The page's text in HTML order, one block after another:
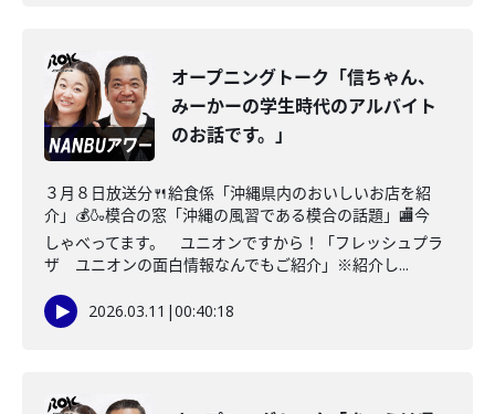
オープニングトーク「信ちゃん、
みーかーの学生時代のアルバイト
のお話です。」
３月８日放送分🍴給食係「沖縄県内のおいしいお店を紹
介」💰🍶模合の窓「沖縄の風習である模合の話題」🏬今
しゃべってます。 ユニオンですから！「フレッシュプラ
ザ ユニオンの面白情報なんでもご紹介」※紹介し...
2026.03.11 |00:40:18